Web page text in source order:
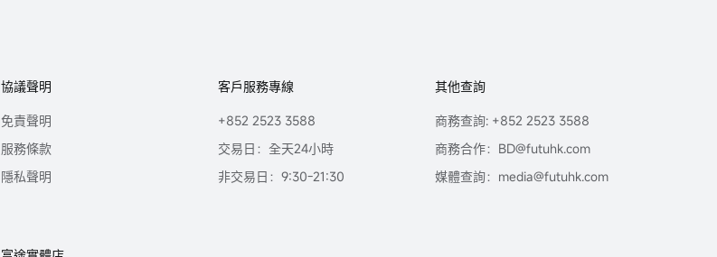
協議聲明
免責聲明
服務條款
隱私聲明
客戶服務專線
+852 2523 3588
交易日：全天24小時
非交易日：9:30-21:30
其他查詢
商務查詢: +852 2523 3588
商務合作：BD@futuhk.com
媒體查詢：media@futuhk.com